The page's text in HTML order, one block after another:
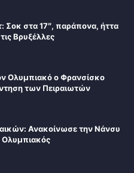
Σοκ στα 17″, παράπονα, ήττα
Βρυξέλλες
Ολυμπιακό ο Φρανσίσκο
των Πειραιωτών
Ανακοίνωσε την Νάνσυ
Ολυμπιακός